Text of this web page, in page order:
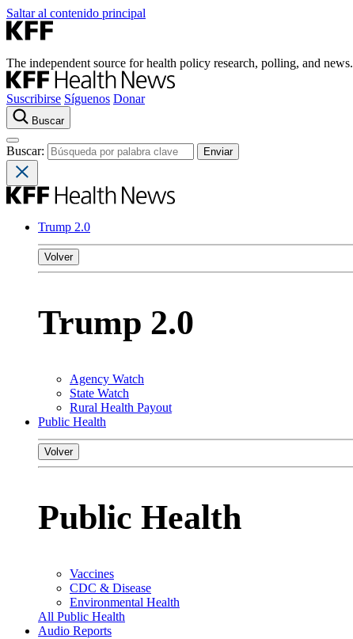
Saltar al contenido principal
The independent source for health policy research, polling, and news.
Suscribirse Síguenos Donar
Buscar
Buscar:
Trump 2.0
Volver
Trump 2.0
Agency Watch
State Watch
Rural Health Payout
Public Health
Volver
Public Health
Vaccines
CDC & Disease
Environmental Health
All Public Health
Audio Reports